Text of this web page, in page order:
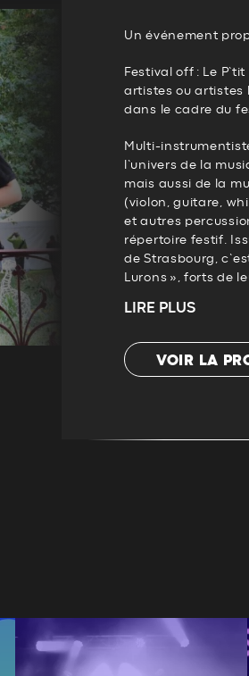
Un événement
Festival off : Le
artistes ou artistes
dans le cadre du
Multi-
l’univers de la
mais aussi de la
(violon, guitare,
et autres
répertoire festif.
de Strasbourg,
Lurons », forts de
LIRE PLUS
VOIR LA